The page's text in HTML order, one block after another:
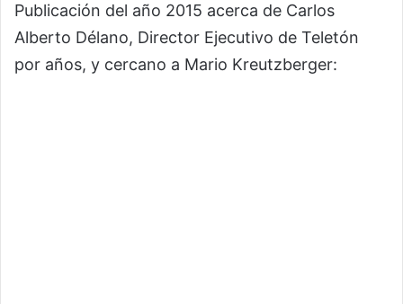
Publicación del año 2015 acerca de Carlos
Alberto Délano, Director Ejecutivo de Teletón
por años, y cercano a Mario Kreutzberger: